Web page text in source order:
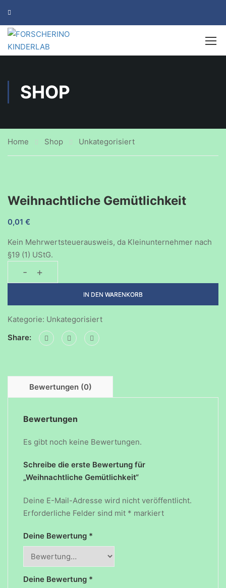
SHOP
Home Shop Unkategorisiert
Weihnachtliche Gemütlichkeit
0,01 €
Kein Mehrwertsteuerausweis, da Kleinunternehmer nach
§19 (1) UStG.
-
Weihnachtliche
Gemütlichkeit
+
IN DEN WARENKORB
Kategorie: Unkategorisiert
Share:
Bewertungen (0)
Bewertungen
Es gibt noch keine Bewertungen.
Schreibe die erste Bewertung für
„Weihnachtliche Gemütlichkeit“
Deine E-Mail-Adresse wird nicht veröffentlicht.
Erforderliche Felder sind mit * markiert
Deine Bewertung *
Deine Bewertung *